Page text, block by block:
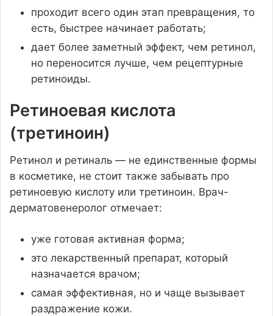
проходит всего один этап превращения, то
есть, быстрее начинает работать;
дает более заметный эффект, чем ретинол,
но переносится лучше, чем рецептурные
ретиноиды.
Ретиноевая кислота
(третиноин)
Ретинол и ретиналь — не единственные формы
в косметике, не стоит также забывать про
ретиноевую кислоту или третиноин. Врач-
дерматовенеролог отмечает:
уже готовая активная форма;
это лекарственный препарат, который
назначается врачом;
самая эффективная, но и чаще вызывает
раздражение кожи.